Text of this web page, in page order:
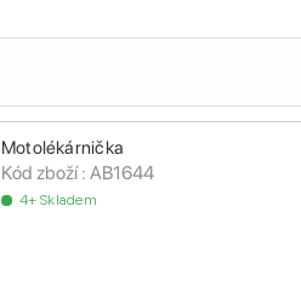
Motolékárnička
Kód zboží : AB1644
4+ Skladem